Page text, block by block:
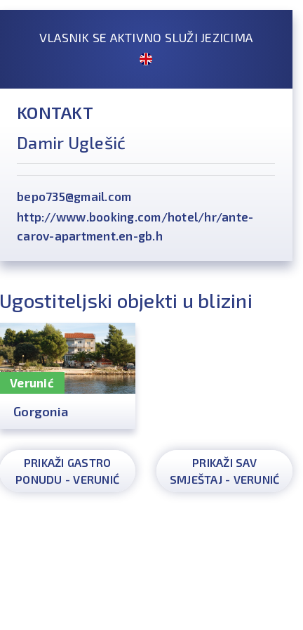
VLASNIK SE AKTIVNO SLUŽI JEZICIMA
KONTAKT
Damir Uglešić
bepo735@gmail.com
http://www.booking.com/hotel/hr/ante-
carov-apartment.en-gb.h
Ugostiteljski objekti u blizini
Verunić
Gorgonia
PRIKAŽI GASTRO
PONUDU - VERUNIĆ
PRIKAŽI SAV
SMJEŠTAJ - VERUNIĆ